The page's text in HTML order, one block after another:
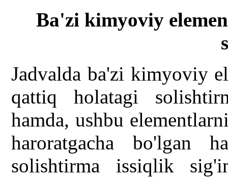
Ba'zi kimyoviy
Jadvalda ba'zi kimyoviy
qattiq holatagi
hamda, ushbu
haroratgacha bo'lgan
solishtirma issiqlik